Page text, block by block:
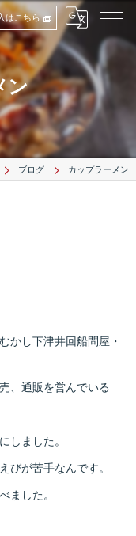
はこちら
ン
ブログ カップラーメン
かし下津井回船問屋・
、通販を営んでいる
しました。
びが苦手なんです。
ました。